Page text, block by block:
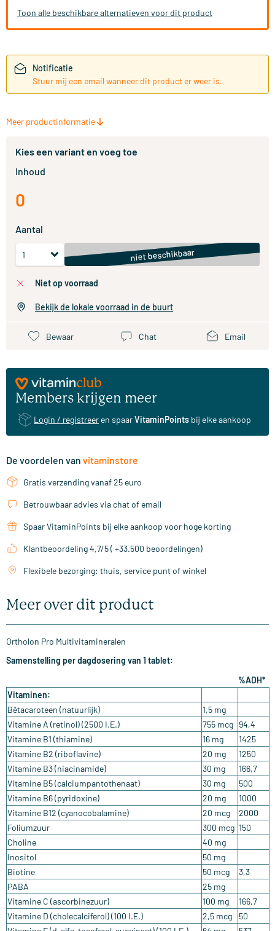
Toon alle beschikbare alternatieven voor dit product
Notificatie
Stuur mij een email wanneer dit product er weer is.
Meer productinformatie
Kies een variant en voeg toe
Inhoud
0
Aantal
niet beschikbaar
niet op voorraad
Bekijk de lokale voorraad in de buurt
Bewaar Chat Email
Members krijgen meer
Login / registreer en spaarVitaminPoints bij elke aankoop
De voordelen van vitaminstore
Gratis verzending vanaf 25 euro
Betrouwbaar advies via chat of email
Spaar VitaminPoints bij elke aankoop voor hoge korting
Klantbeoordeling 4,7/5 ( +33.500 beoordelingen)
Flexibele bezorging: thuis, service punt of winkel
Meer over dit product
Ortholon Pro Multivitamineralen
Samenstelling per dagdosering van 1 tablet:
%ADH*
Vitaminen:
Bêtacaroteen (natuurlijk)
1,5 mg
Vitamine A (retinol) (2500 I.E.)
755 mcg 94,4
Vitamine B1 (thiamine)
16 mg
1425
Vitamine B2 (riboflavine)
20 mg
1250
Vitamine B3 (niacinamide)
30 mg
166,7
Vitamine B5 (calciumpantothenaat)
30 mg
500
Vitamine B6 (pyridoxine)
20 mg
1000
Vitamine B12 (cyanocobalamine)
20 mcg
2000
Foliumzuur
300 mcg 150
Choline
40 mg
Inositol
50 mg
Biotine
50 mcg
3,3
PABA
25 mg
Vitamine C (ascorbinezuur)
100 mg
166,7
Vitamine D (cholecalciferol) (100 I.E.)
2,5 mcg
50